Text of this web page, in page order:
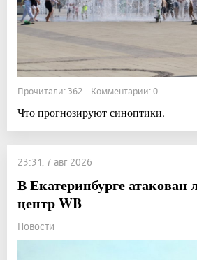
Прочитали: 362 Комментарии: 0
Что прогнозируют синоптики.
23:31, 7 авг 2026
В Екатеринбурге атакован
центр WB
Новости